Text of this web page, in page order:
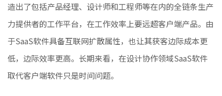
造出了包括产品经理、设计师和工程师等在内的全链条生产
力提供者的工作平台，在工作效率上要远超客户端产品。由
于SaaS软件具备互联网扩散属性，也让其获客边际成本更
低，边际效率更高。长期来看，在设计协作领域SaaS软件
取代客户端软件只是时间问题。